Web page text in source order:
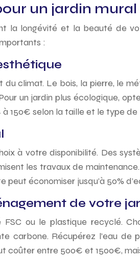
un jardin
la longévité et la beauté de
:
climat. Le bois, la pierre, le
un jardin plus écologique,
150€ selon la taille et le type de
à votre disponibilité. Des
les travaux de
économiser jusqu’à 50%
de votre
ou le plastique recyclé.
Récupérez l’eau de
coûter entre 500€ et 1500€,